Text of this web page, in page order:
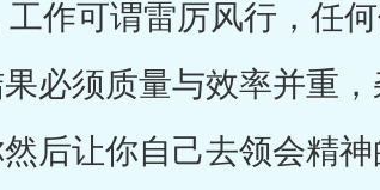
作可谓雷厉风行，任
必须质量与效率并重
后让你自己去领会精